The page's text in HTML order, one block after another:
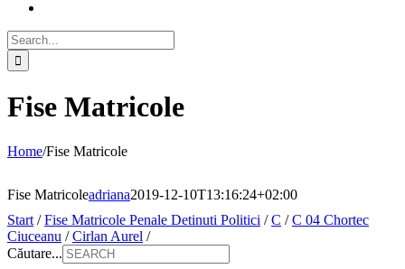
Search
for:
Fise Matricole
Home/Fise Matricole
Fise Matricoleadriana2019-12-10T13:16:24+02:00
Start /Fise Matricole Penale Detinuti Politici /C /C 04 Chortec
Ciuceanu /Cirlan Aurel /
Căutare...